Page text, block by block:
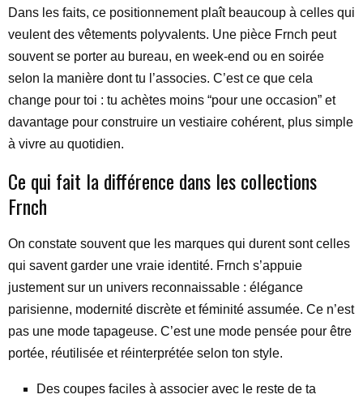
Dans les faits, ce positionnement plaît beaucoup à celles qui
veulent des vêtements polyvalents. Une pièce Frnch peut
souvent se porter au bureau, en week-end ou en soirée
selon la manière dont tu l’associes. C’est ce que cela
change pour toi : tu achètes moins “pour une occasion” et
davantage pour construire un vestiaire cohérent, plus simple
à vivre au quotidien.
Ce qui fait la différence dans les collections
Frnch
On constate souvent que les marques qui durent sont celles
qui savent garder une vraie identité. Frnch s’appuie
justement sur un univers reconnaissable : élégance
parisienne, modernité discrète et féminité assumée. Ce n’est
pas une mode tapageuse. C’est une mode pensée pour être
portée, réutilisée et réinterprétée selon ton style.
Des coupes faciles à associer avec le reste de ta